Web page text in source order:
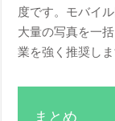
度です。モバイ
大量の写真を一
業を強く推奨しま
まとめ